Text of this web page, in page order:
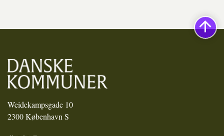
Weidekampsgade 10
2300 København S